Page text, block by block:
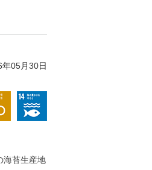
年05月30日
海苔生産地